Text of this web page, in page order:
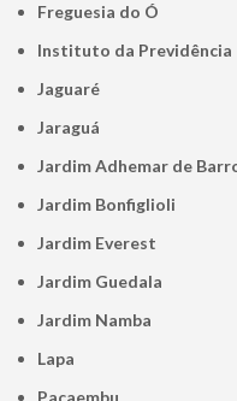
Freguesia do Ó
Instituto da Previdência
Jaguaré
Jaraguá
Jardim Adhemar de
Jardim Bonfiglioli
Jardim Everest
Jardim Guedala
Jardim Namba
Lapa